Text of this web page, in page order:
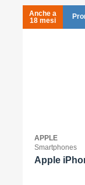
Anche a
18 mesi
APPLE
Smartphones
Apple